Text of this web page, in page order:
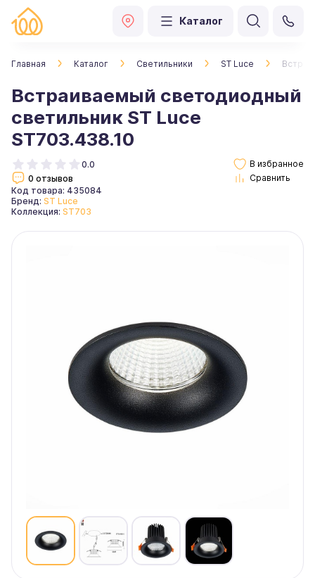
Каталог
Главная Каталог Светильники ST Luce
Встраиваемый светодиодный
светильник ST Luce
ST703.438.10
0.0
0 отзывов
Код товара: 435084
Бренд: ST Luce
Коллекция: ST703